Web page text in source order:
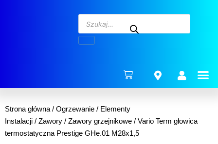
Strona główna / Ogrzewanie / Elementy
Instalacji / Zawory / Zawory grzejnikowe / Vario Term głowica
termostatyczna Prestige GHe.01 M28x1,5